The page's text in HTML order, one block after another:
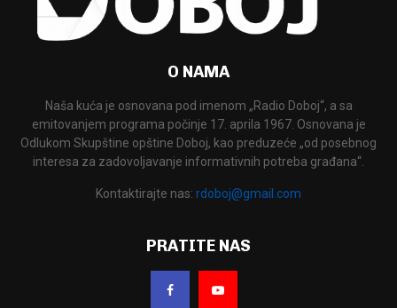
O NAMA
Naša kuća je osnovana pod imenom „Radio Doboj“, a sa
emitovanjem programa počinje 17. aprila 1967. Osnovana je
Odlukom Skupštine opštine Doboj, kao preduzeće „od posebnog
interesa za zadovoljavanje informativnih potreba građana“.
Kontaktirajte nas: rdoboj@gmail.com
PRATITE NAS